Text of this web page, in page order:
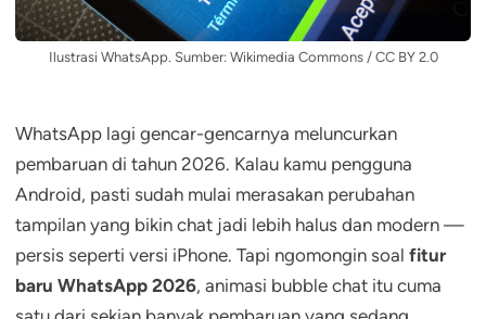
Ilustrasi WhatsApp. Sumber: Wikimedia Commons / CC BY 2.0
WhatsApp lagi gencar-gencarnya meluncurkan
pembaruan di tahun 2026. Kalau kamu pengguna
Android, pasti sudah mulai merasakan perubahan
tampilan yang bikin chat jadi lebih halus dan modern —
persis seperti versi iPhone. Tapi ngomongin soal fitur
baru WhatsApp 2026, animasi bubble chat itu cuma